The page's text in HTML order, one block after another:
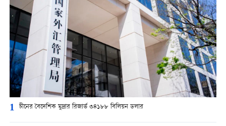
1 চীনের বৈদেশিক মুদ্রার রিজার্ভ ৩৪১৮৮ বিলিয়ন ডলার